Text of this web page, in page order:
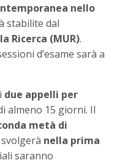
nello
stabilite dal
Ricerca (MUR).
d’esame sarà a
due appelli per
almeno 15 giorni. Il
metà di
nella prima
saranno